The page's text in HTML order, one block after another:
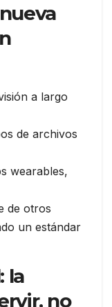
a largo
de archivos
wearables,
de otros
un estándar
la
no